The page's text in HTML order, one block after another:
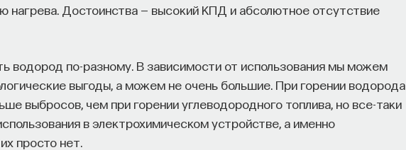
нагрева. Достоинства — высокий КПД и абсолютное отсутствие
водород по-разному. В зависимости от использования мы можем
выгоды, а можем не очень большие. При горении водорода
выбросов, чем при горении углеводородного топлива, но все-таки
в электрохимическом устройстве, а именно
просто нет.